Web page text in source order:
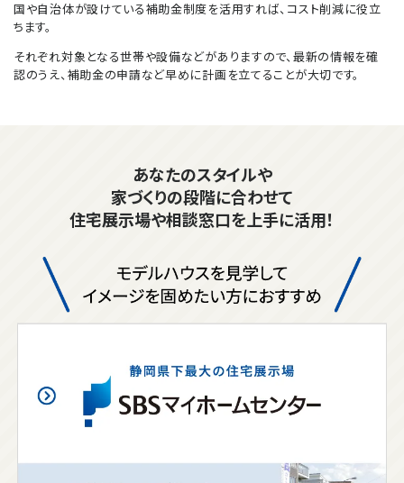
国や自治体が設けている補助金制度を活用すれば、コスト削減に役立
ちます。
それぞれ対象となる世帯や設備などがありますので、最新の情報を確
認のうえ、補助金の申請など早めに計画を立てることが大切です。
あなたのスタイルや
家づくりの段階に合わせて
住宅展示場や相談窓口を上手に活用！